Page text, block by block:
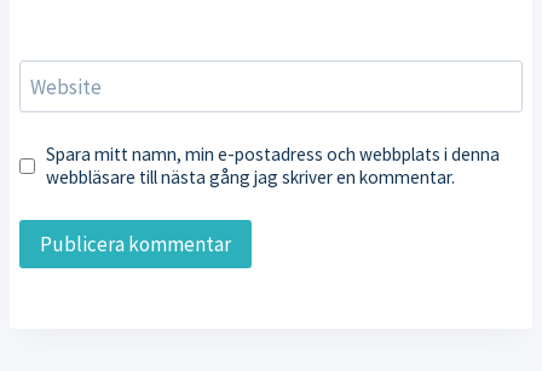
Website
Spara mitt namn, min e-postadress och webbplats i denna
webbläsare till nästa gång jag skriver en kommentar.